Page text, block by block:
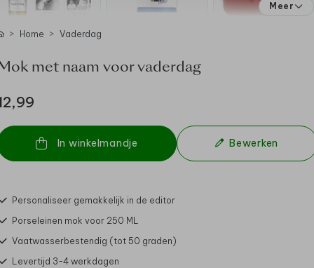
Meer
Home Vaderdag
met naam voor vaderdag
In winkelmandje Bewerken
Personaliseer gemakkelijk in de editor
Porseleinen mok voor 250 ML
Vaatwasserbestendig (tot 50 graden)
Levertijd 3-4 werkdagen